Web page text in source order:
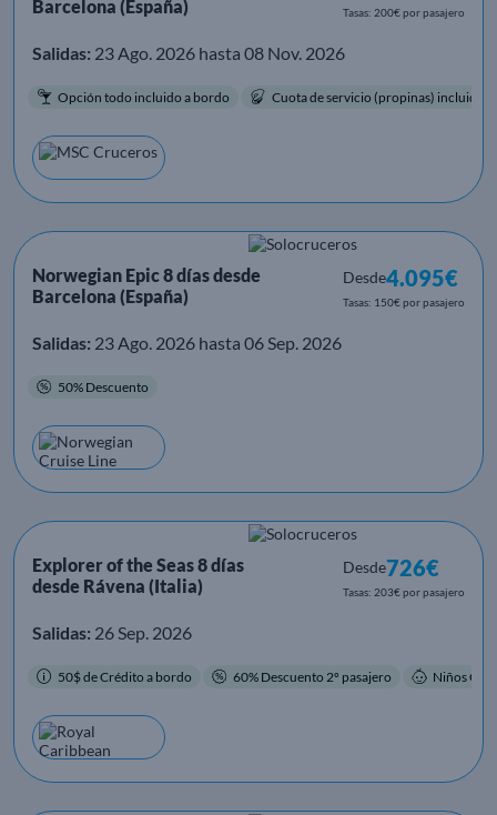
Barcelona (España)
Tasas: 200€ por pasajero
Salidas: 23 Ago. 2026 hasta 08 Nov. 2026
Opción todo incluido a bordo Cuota de servicio (propinas) incluida.
Norwegian Epic 8 días desde
Barcelona (España)
Desde4.095€
Tasas: 150€ por pasajero
Salidas: 23 Ago. 2026 hasta 06 Sep. 2026
50% Descuento
Explorer of the Seas 8 días
desde Rávena (Italia)
Desde726€
Tasas: 203€ por pasajero
Salidas: 26 Sep. 2026
50$ de Crédito a bordo 60% Descuento 2º pasajero Niños